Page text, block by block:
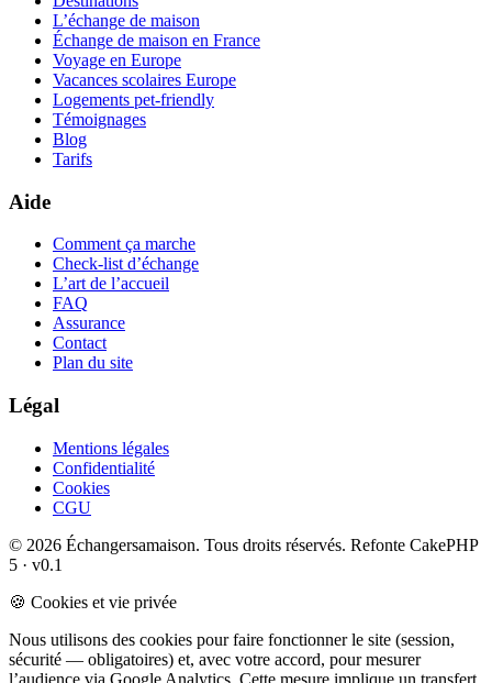
L’échange de maison
Échange de maison en France
Voyage en Europe
Vacances scolaires Europe
Logements pet-friendly
Témoignages
Blog
Tarifs
Aide
Comment ça marche
Check-list d’échange
L’art de l’accueil
FAQ
Assurance
Contact
Plan du site
Légal
Mentions légales
Confidentialité
Cookies
CGU
© 2026 Échangersamaison. Tous droits réservés. Refonte CakePHP
5 · v0.1
🍪 Cookies et vie privée
Nous utilisons des cookies pour faire fonctionner le site (session,
sécurité — obligatoires) et, avec votre accord, pour mesurer
l’audience via Google Analytics. Cette mesure implique un transfert